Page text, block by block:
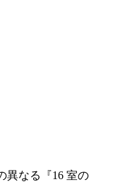
異なる『16 室の